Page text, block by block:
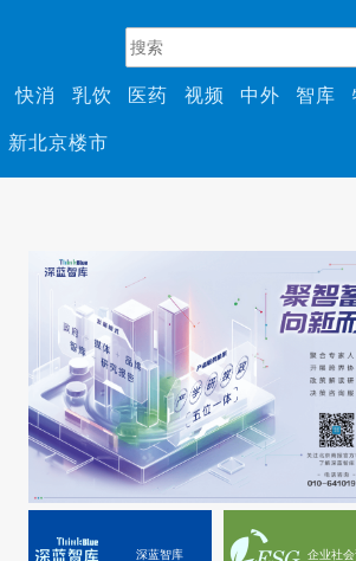
快消 乳饮 医药 视频 中外 智库
新北京楼市
深蓝智库 企业社